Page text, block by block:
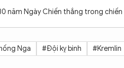
năm Ngày Chiến thắng trong
Nga #Đội kỵ binh #Kremlin